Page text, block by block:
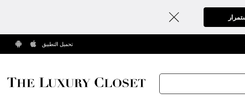
تحميل التطبيق